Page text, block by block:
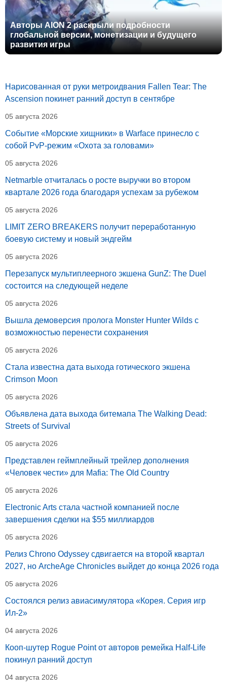
Авторы AION 2 раскрыли подробности
глобальной версии, монетизации и будущего
развития игры
Нарисованная от руки метроидвания Fallen Tear: The
Ascension покинет ранний доступ в сентябре
05 августа 2026
Событие «Морские хищники» в Warface принесло с
собой PvP-режим «Охота за головами»
05 августа 2026
Netmarble отчиталась о росте выручки во втором
квартале 2026 года благодаря успехам за рубежом
05 августа 2026
LIMIT ZERO BREAKERS получит переработанную
боевую систему и новый эндгейм
05 августа 2026
Перезапуск мультиплеерного экшена GunZ: The Duel
состоится на следующей неделе
05 августа 2026
Вышла демоверсия пролога Monster Hunter Wilds с
возможностью перенести сохранения
05 августа 2026
Стала известна дата выхода готического экшена
Crimson Moon
05 августа 2026
Объявлена дата выхода битемапа The Walking Dead:
Streets of Survival
05 августа 2026
Представлен геймплейный трейлер дополнения
«Человек чести» для Mafia: The Old Country
05 августа 2026
Electronic Arts стала частной компанией после
завершения сделки на $55 миллиардов
05 августа 2026
Релиз Chrono Odyssey сдвигается на второй квартал
2027, но ArcheAge Chronicles выйдет до конца 2026 года
05 августа 2026
Состоялся релиз авиасимулятора «Корея. Серия игр
Ил-2»
04 августа 2026
Кооп-шутер Rogue Point от авторов ремейка Half-Life
покинул ранний доступ
04 августа 2026